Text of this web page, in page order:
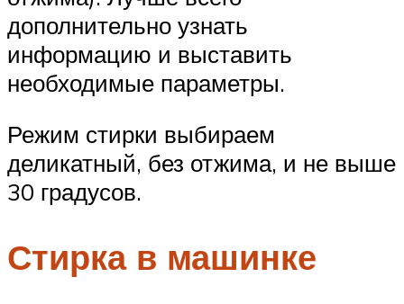
дополнительно узнать
информацию и выставить
необходимые параметры.
Режим стирки выбираем
деликатный, без отжима, и не выше
30 градусов.
Стирка в машинке